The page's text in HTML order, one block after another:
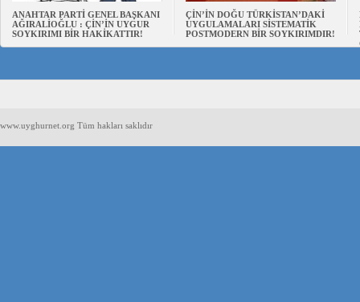
ANAHTAR PARTİ GENEL BAŞKANI
AĞIRALİOĞLU : ÇİN’İN UYGUR
SOYKIRIMI BİR HAKİKATTIR!
ÇİN’İN DOĞU TÜRKİSTAN’DAKİ
UYGULAMALARI SİSTEMATİK
POSTMODERN BİR SOYKIRIMDIR!
www.uyghurnet.org Tüm hakları saklıdır